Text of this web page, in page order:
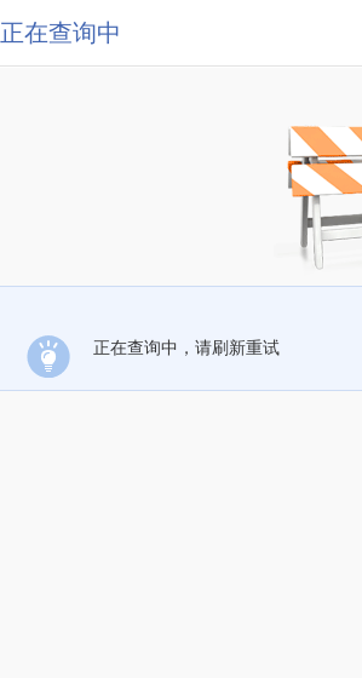
正在查询中
正在查询中，请刷新重试